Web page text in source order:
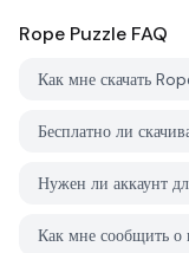
Rope Puzzle FAQ
Как мне скачать
Бесплатно ли